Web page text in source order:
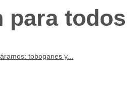
para todos
toboganes y...